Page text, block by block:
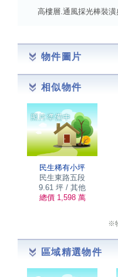
高樓層.通風採光棒裝
物件圖片
相似物件
民生稀有小坪
民生東路五段
9.61 坪 / 其他
總價 1,598 萬
※
區域精選物件